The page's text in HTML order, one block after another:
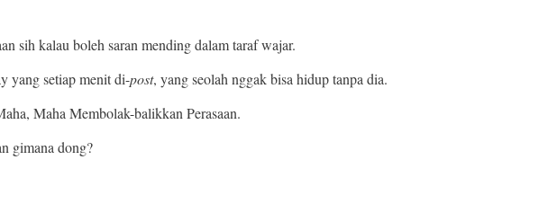
sih kalau boleh saran mending dalam taraf wajar.
yang setiap menit di-post, yang seolah nggak bisa hidup tanpa dia.
Maha Membolak-balikkan Perasaan.
gimana dong?